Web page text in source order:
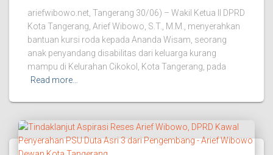
ariefwibowo.net, Tangerang 30/06) – Wakil Ketua II DPRD
Kota Tangerang, Arief Wibowo, S.T., M.M., menyerahkan
bantuan kursi roda kepada Ananda Wisam, seorang
anak penyandang disabilitas dari keluarga kurang
mampu di Kelurahan Cikokol, Kota Tangerang, pada
Read more…